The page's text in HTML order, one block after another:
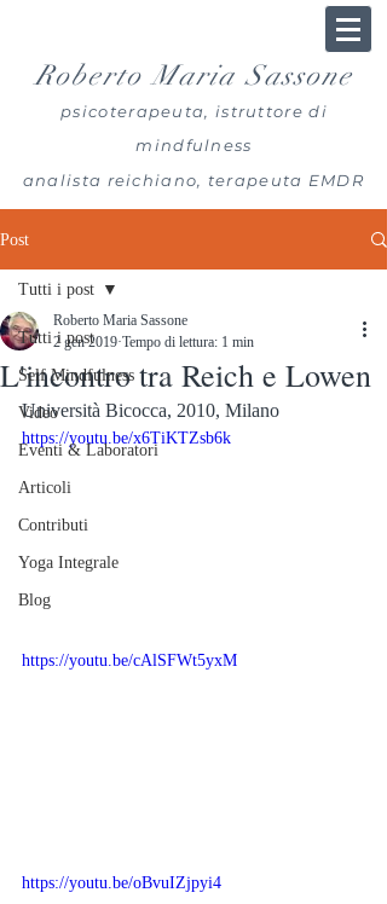
Roberto Maria Sassone
psicoterapeuta, istruttore di
mindfulness
analista reichiano, terapeuta EMDR
Post
Tutti i post
Self Mindfulness
Video
Eventi & Laboratori
Articoli
Contributi
Yoga Integrale
Blog
Tutti i post
L'incontro tra Reich e Lowen
Roberto Maria Sassone
2 gen 2019 Tempo di lettura: 1 min
Università Bicocca, 2010, Milano
https://youtu.be/x6TiKTZsb6k
https://youtu.be/cAlSFWt5yxM
https://youtu.be/oBvuIZjpyi4